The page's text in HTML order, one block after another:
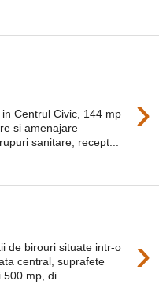
›
Centrul Civic, 144 mp
si amenajare
sanitare, recept...
›
de birouri situate intr-o
central, suprafete
500 mp, di...